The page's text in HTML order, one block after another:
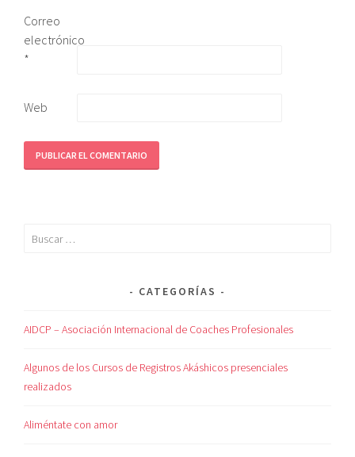
Correo
electrónico
*
Web
CATEGORÍAS
AIDCP – Asociación Internacional de Coaches Profesionales
Algunos de los Cursos de Registros Akáshicos presenciales
realizados
Aliméntate con amor